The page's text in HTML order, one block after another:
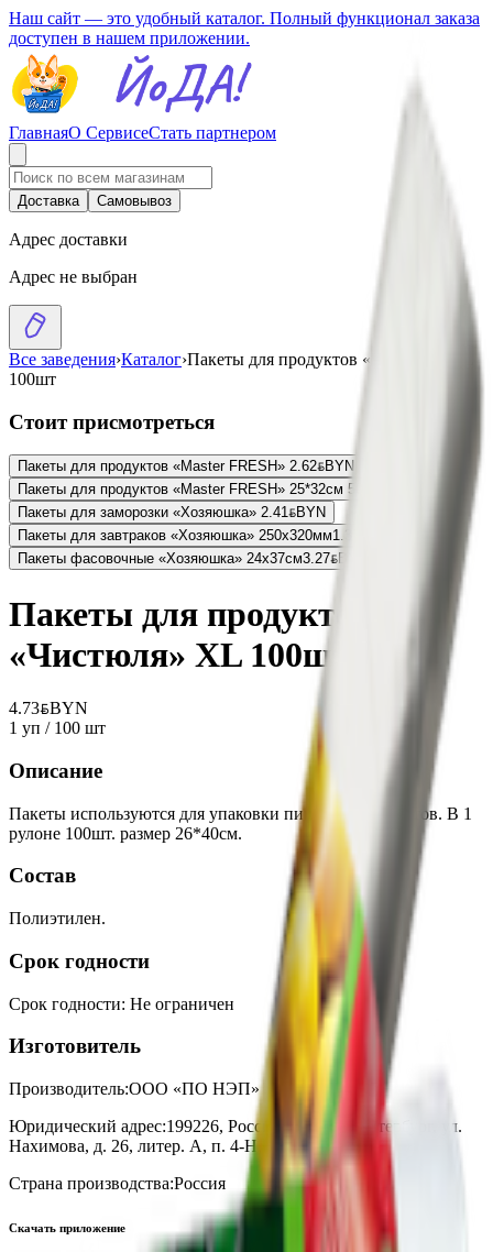
Наш сайт — это удобный каталог. Полный функционал заказа
доступен в нашем приложении.
ГлавнаяО СервисеСтать партнером
Доставка Самовывоз
Адрес доставки
Адрес не выбран
Все заведения›Каталог›Пакеты для продуктов «Чистюля» XL
100шт
Стоит присмотреться
Пакеты для продуктов «Master FRESH» 2.62BYNBYN
Пакеты для продуктов «Master FRESH» 25*32см 50шт
Пакеты для заморозки «Хозяюшка» 2.41BYNBYN
Пакеты для завтраков «Хозяюшка» 250х320мм1.37
Пакеты фасовочные «Хозяюшка» 24х37см3.27BYNBYN
Пакеты для продуктов
«Чистюля» XL 100шт
4.73BYNBYN
1 уп / 100 шт
Описание
Пакеты используются для упаковки пищевых продуктов. В 1
рулоне 100шт. размер 26*40см.
Состав
Полиэтилен.
Срок годности
Срок годности: Не ограничен
Изготовитель
Производитель:ООО «ПО НЭП»
Юридический адрес:199226, Россия, г. Санкт-Питербург, ул.
Нахимова, д. 26, литер. А, п. 4-Н, оф. 1
Страна производства:Россия
Скачать приложение